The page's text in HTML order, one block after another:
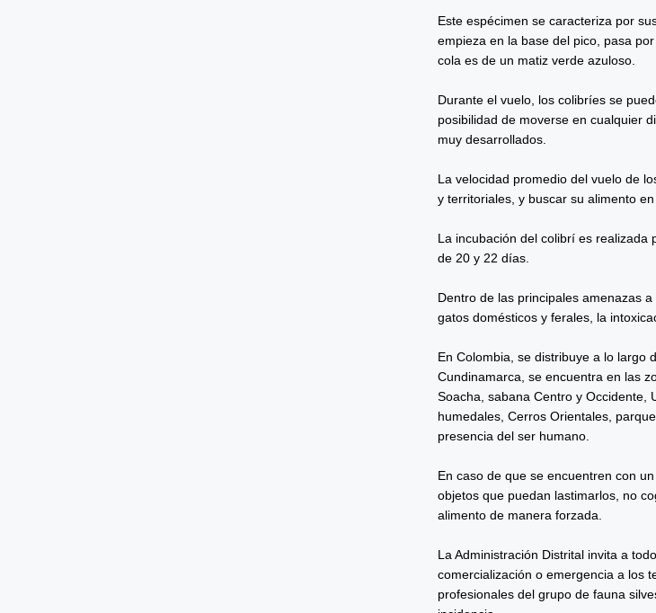
Este espécimen se caracteriza por
empieza en la base del pico, pasa
cola es de un matiz verde azuloso.
Durante el vuelo, los colibríes se
posibilidad de moverse en cualquier
muy desarrollados.
La velocidad promedio del vuelo de
y territoriales, y buscar su alimento
La incubación del colibrí es
de 20 y 22 días.
Dentro de las principales amenazas
gatos domésticos y ferales, la
En Colombia, se distribuye a lo largo
Cundinamarca, se encuentra en las
Soacha, sabana Centro y Occidente,
humedales, Cerros Orientales,
presencia del ser humano.
En caso de que se encuentren con
objetos que puedan lastimarlos, no
alimento de manera forzada.
La Administración Distrital invita a
comercialización o emergencia a los
profesionales del grupo de fauna